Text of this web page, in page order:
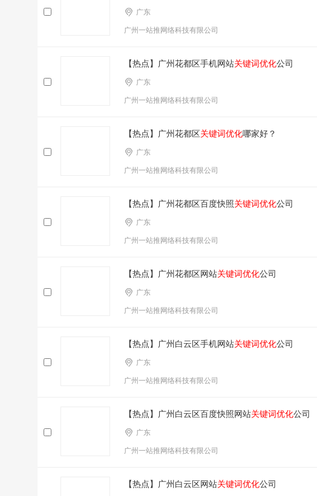
广东
广州一站推网络科技有限公司
【热点】广州花都区手机网站关键词优化公司
广东
广州一站推网络科技有限公司
【热点】广州花都区关键词优化哪家好？
广东
广州一站推网络科技有限公司
【热点】广州花都区百度快照关键词优化公司
广东
广州一站推网络科技有限公司
【热点】广州花都区网站关键词优化公司
广东
广州一站推网络科技有限公司
【热点】广州白云区手机网站关键词优化公司
广东
广州一站推网络科技有限公司
【热点】广州白云区百度快照网站关键词优化公司
广东
广州一站推网络科技有限公司
【热点】广州白云区网站关键词优化公司